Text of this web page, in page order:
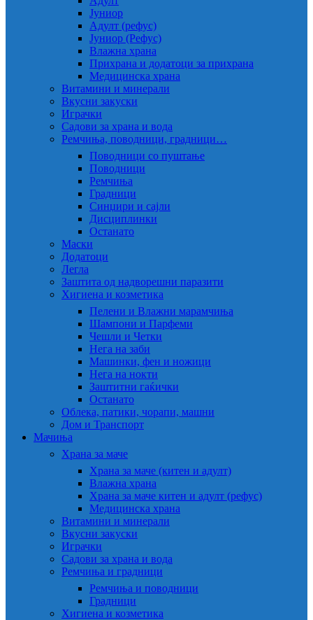
Јуниор
Адулт (рефус)
Јуниор (Рефус)
Влажна храна
Прихрана и додатоци за прихрана
Медицинска храна
Витамини и минерали
Вкусни закуски
Играчки
Садови за храна и вода
Ремчиња, поводници, градници…
Поводници со пуштање
Поводници
Ремчиња
Градници
Синџири и сајли
Дисциплинки
Останато
Маски
Додатоци
Легла
Заштита од надворешни паразити
Хигиена и козметика
Пелени и Влажни марамчиња
Шампони и Парфеми
Чешли и Четки
Нега на заби
Машинки, фен и ножици
Нега на нокти
Заштитни гаќички
Останато
Облека, патики, чорапи, машни
Дом и Транспорт
Мачиња
Храна за маче
Храна за маче (китен и адулт)
Влажна храна
Храна за маче китен и адулт (рефус)
Медицинска храна
Витамини и минерали
Вкусни закуски
Играчки
Садови за храна и вода
Ремчиња и градници
Ремчиња и поводници
Градници
Хигиена и козметика